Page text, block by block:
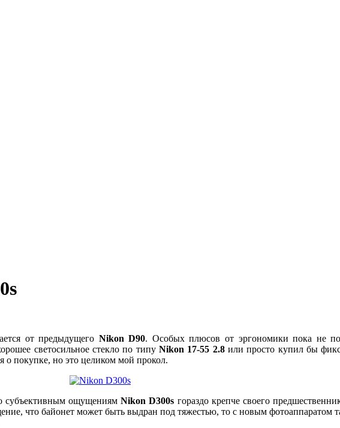
от предыдущего NikonD90. Особых плюсов от эргономики пока не
светосильное стекло по типу Nikon 17-55 2.8или просто купил бы
о покупке, но это целиком мой прокол.
субъективным ощущениямNikonD300s гораздо крепче своего
что байонет может быть выдран под тяжестью, то с новым фотоаппаратом